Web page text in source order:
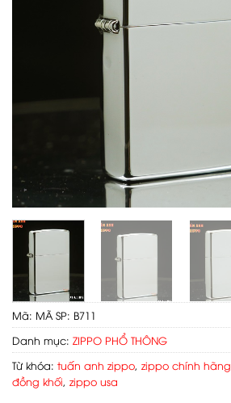
Mã: MÃ SP: B711
Danh mục: ZIPPO PHỔ THÔNG
Từ khóa: tuấn anh zippo, zippo chính hãng
đồng khối, zippo usa